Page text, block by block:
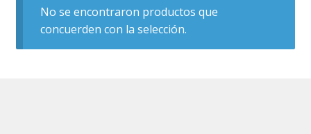
Quiénes somos
No se encontraron productos que
concuerden con la selección.